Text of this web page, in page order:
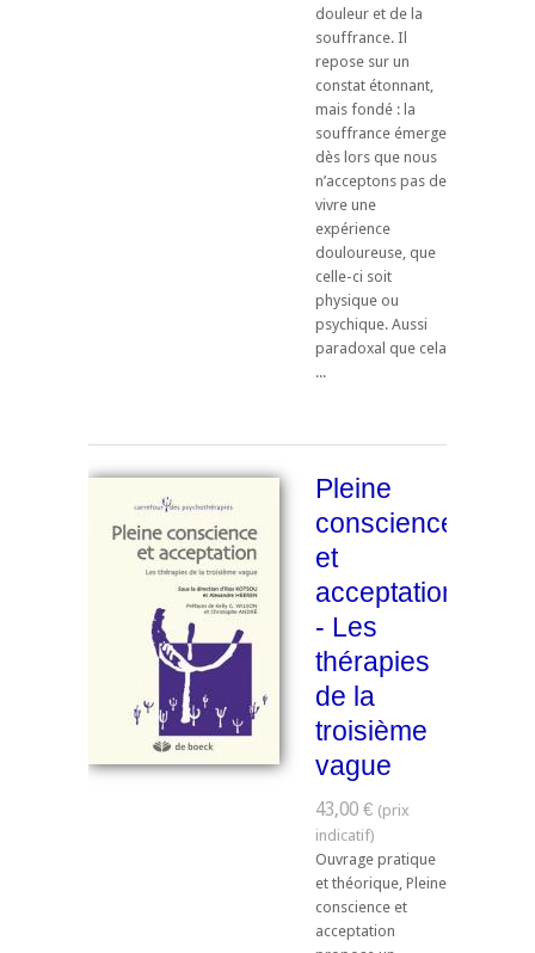
douleur et de la
souffrance. Il
repose sur un
constat étonnant,
mais fondé : la
souffrance émerge
dès lors que nous
n’acceptons pas de
vivre une
expérience
douloureuse, que
celle-ci soit
physique ou
psychique. Aussi
paradoxal que cela
...
Pleine
conscience
et
acceptation
- Les
thérapies
de la
troisième
vague
43,00 €
Ouvrage pratique
et théorique, Pleine
conscience et
acceptation